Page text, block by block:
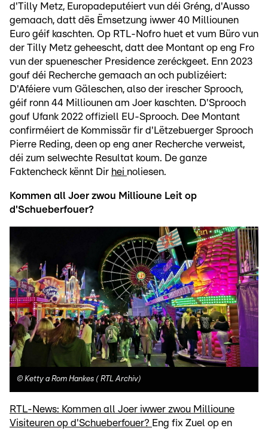
d'Tilly Metz, Europadeputéiert vun déi Gréng, d'Ausso
gemaach, datt dës Ëmsetzung iwwer 40 Milliounen
Euro géif kaschten. Op RTL-Nofro huet et vum Büro vun
der Tilly Metz geheescht, datt dee Montant op eng Fro
vun der spuenescher Presidence zeréckgeet. Enn 2023
gouf déi Recherche gemaach an och publizéiert:
D'Aféiere vum Gäleschen, also der irescher Sprooch,
géif ronn 44 Milliounen am Joer kaschten. D'Sprooch
gouf Ufank 2022 offiziell EU-Sprooch. Dee Montant
confirméiert de Kommissär fir d'Lëtzebuerger Sprooch
Pierre Reding, deen op eng aner Recherche verweist,
déi zum selwechte Resultat koum. De ganze
Faktencheck kënnt Dir hei noliesen.
Kommen all Joer zwou Millioune Leit op
d'Schueberfouer?
© Ketty a Rom Hankes ( RTL Archiv)
RTL-News: Kommen all Joer iwwer zwou Millioune
Visiteuren op d'Schueberfouer? Eng fix Zuel op en